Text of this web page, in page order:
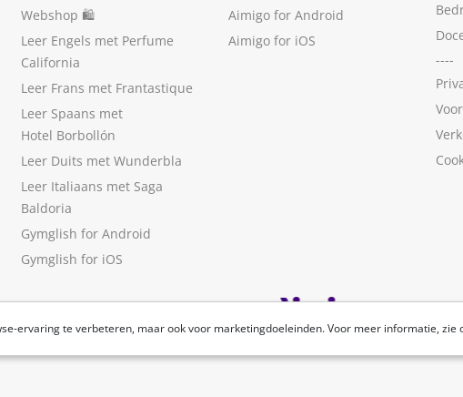
ervaring te verbeteren, maar ook voor marketingdoeleinden. Voor meer informatie, zie
Webshop 🛍
Leer Engels met Perfume
California
Leer Frans met Frantastique
Leer Spaans met
Hotel Borbollón
Leer Duits met Wunderbla
Leer Italiaans met Saga
Baldoria
Gymglish for Android
Gymglish for iOS
Aimigo for Android
Aimigo for iOS
----